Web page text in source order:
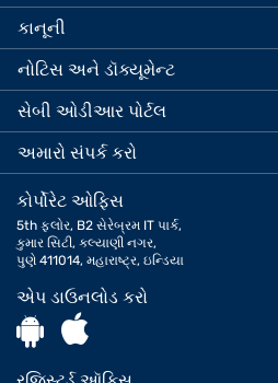
કાનૂની
નોટિસ અને ડૉક્યૂમેન્ટ
સેબી ઓડીઆર પોર્ટલ
અમારો સંપર્ક કરો
કોર્પોરેટ ઓફિસ
5th ફ્લોર, B2 સેરેબ્રમ IT પાર્ક,
કુમાર સિટી, કલ્યાણી નગર,
પુણે 411014, મહારાષ્ટ્ર, ઇન્ડિયા
એપ ડાઉનલોડ કરો